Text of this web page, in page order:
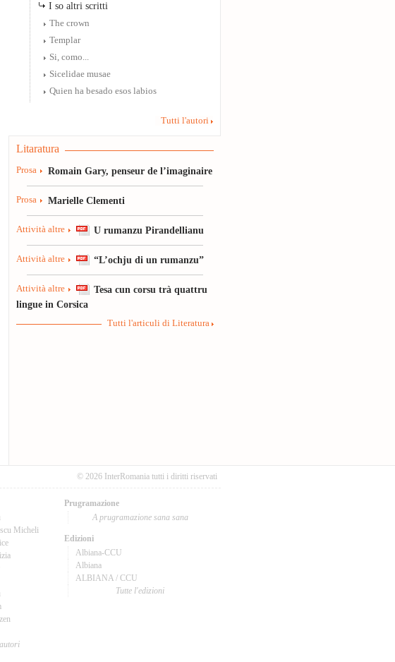
I so altri scritti
The crown
Templar
Si, como...
Sicelidae musae
Quien ha besado esos labios
Tutti l'autori
Litaratura
Prosa Romain Gary, penseur de l’imaginaire
Prosa Marielle Clementi
Attività altre U rumanzu Pirandellianu
Attività altre “L’ochju di un rumanzu”
Attività altre
Tesa cun corsu trà quattru
lingue in Corsica
Tutti l'articuli di Literatura
© 2026 InterRomania tutti i diritti riservati
Micheli
Prugramazione
A prugramazione sana sana
Edizioni
Albiana-CCU
Albiana
ALBIANA / CCU
Tutte l'edizioni